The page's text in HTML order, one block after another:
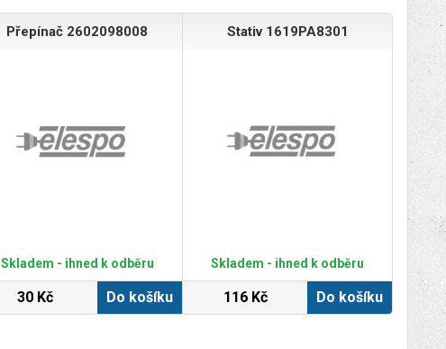
Přepínač 2602098008
Skladem - ihned k odběru
30 Kč Do košíku
Stativ 1619PA8301
Skladem - ihned k odběru
116 Kč Do košíku